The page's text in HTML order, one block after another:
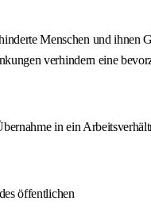
Menschen und
verhindern eine
in ein
öffentlichen